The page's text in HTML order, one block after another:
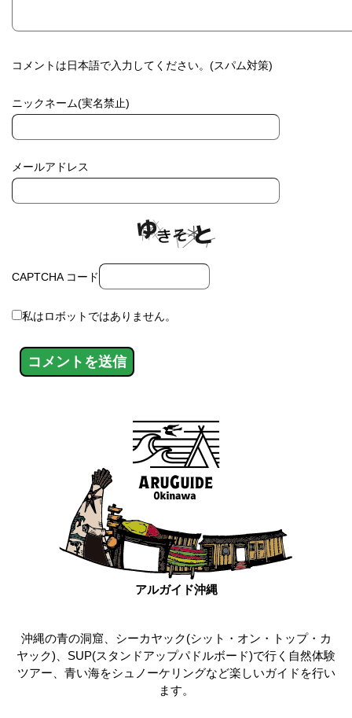
コメントは日本語で入力してください。(スパム対策)
ニックネーム(実名禁止)
メールアドレス
CAPTCHA コード
私はロボットではありません。
アルガイド沖縄
沖縄の青の洞窟、シーカヤック(シット・オン・トップ・カ
ヤック)、SUP(スタンドアップパドルボード)で行く自然体験
ツアー、青い海をシュノーケリングなど楽しいガイドを行い
ます。